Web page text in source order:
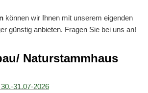
können wir Ihnen mit unserem eigenden
günstig anbieten. Fragen Sie bei uns an!
Naturstammhaus
31.07-2026